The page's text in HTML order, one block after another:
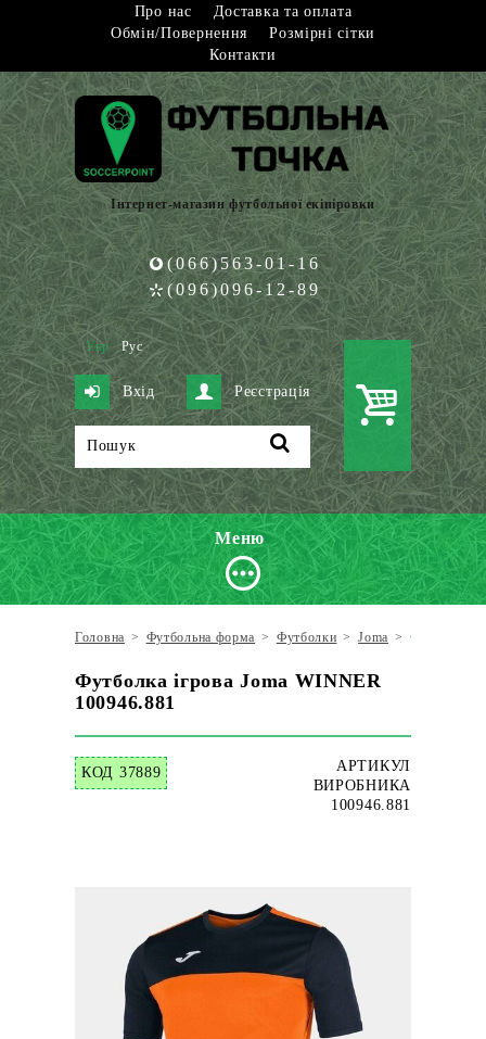
Про нас
Доставка та оплата
Обмін/Повернення
Розмірні сітки
Контакти
Інтернет-магазин футбольної екіпіровки
(066)563-01-16
(096)096-12-89
Укр Рус
Вхід Реєстрація
Меню
Головна > Футбольна форма > Футболки > Joma > Футболка
Футболка ігрова Joma WINNER
100946.881
КОД 37889
АРТИКУЛ
ВИРОБНИКА
100946.881